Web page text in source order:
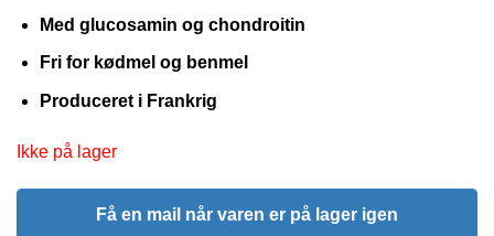
Med glucosamin og chondroitin
Fri for kødmel og benmel
Produceret i Frankrig
Ikke på lager
Få en mail når varen er på lager igen